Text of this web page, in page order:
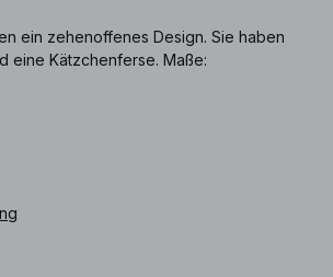
ein zehenoffenes Design. Sie haben
eine Kätzchenferse. Maße: